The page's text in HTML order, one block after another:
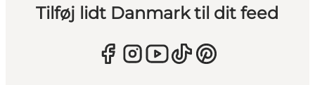
Tilføj lidt Danmark til dit feed